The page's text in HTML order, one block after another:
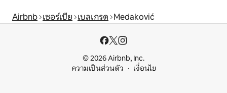
Airbnb เซอร์เบีย เบลเกรด Medaković
© 2026 Airbnb, Inc.
ความเป็นส่วนตัว
เงื่อนไข